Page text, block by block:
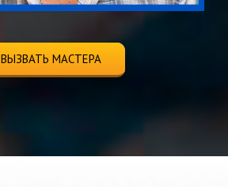
ВЫЗВАТЬ МАСТЕРА